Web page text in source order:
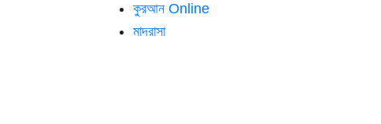
কুরআন Online
মাদরাসা